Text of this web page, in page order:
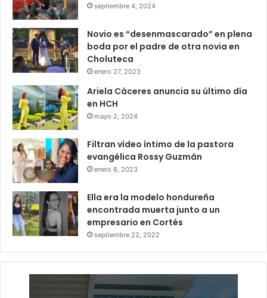
septiembre 4, 2024
Novio es “desenmascarado” en plena
boda por el padre de otra novia en
Choluteca
enero 27, 2023
Ariela Cáceres anuncia su último día
en HCH
mayo 2, 2024
Filtran vídeo íntimo de la pastora
evangélica Rossy Guzmán
enero 8, 2023
Ella era la modelo hondureña
encontrada muerta junto a un
empresario en Cortés
septiembre 22, 2022